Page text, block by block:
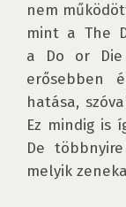
nem
mint a The
a Do or
erősebben
hatása,
Ez mindig is
De